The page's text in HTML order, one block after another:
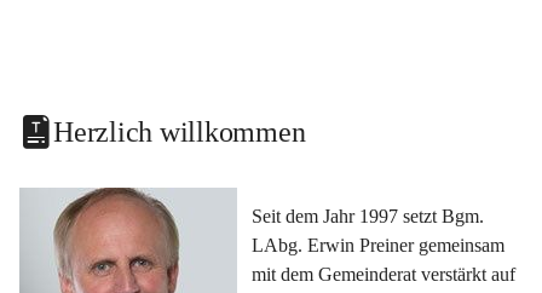
Herzlich willkommen
Seit dem Jahr 1997 setzt Bgm.
LAbg. Erwin Preiner gemeinsam
mit dem Gemeinderat verstärkt auf